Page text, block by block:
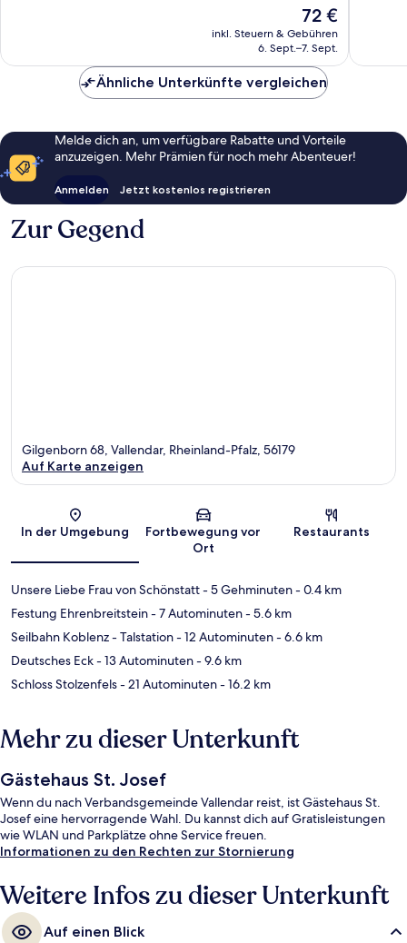
Der
Preis
beträgt
72 €
inkl. Steuern & Gebühren
6. Sept.–7. Sept.
Ähnliche Unterkünfte vergleichen
Melde dich an, um verfügbare Rabatte und Vorteile
anzuzeigen. Mehr Prämien für noch mehr Abenteuer!
Anmelden Jetzt kostenlos registrieren
Zur Gegend
Karte
Gilgenborn 68, Vallendar, Rheinland-Pfalz, 56179
Auf Karte anzeigen
In der Umgebung
Fortbewegung vor
Ort
Restaurants
Unsere Liebe Frau von Schönstatt- 5 Gehminuten- 0.4 km
Festung Ehrenbreitstein- 7 Autominuten- 5.6 km
Seilbahn Koblenz - Talstation- 12 Autominuten- 6.6 km
Deutsches Eck- 13 Autominuten- 9.6 km
Schloss Stolzenfels- 21 Autominuten- 16.2 km
Mehr zu dieser Unterkunft
Gästehaus St. Josef
Wenn du nach Verbandsgemeinde Vallendar reist, ist Gästehaus St.
Josef eine hervorragende Wahl. Du kannst dich auf Gratisleistungen
wie WLAN und Parkplätze ohne Service freuen.
Informationen zu den Rechten zur Stornierung
Weitere Infos zu dieser Unterkunft
Auf einen Blick